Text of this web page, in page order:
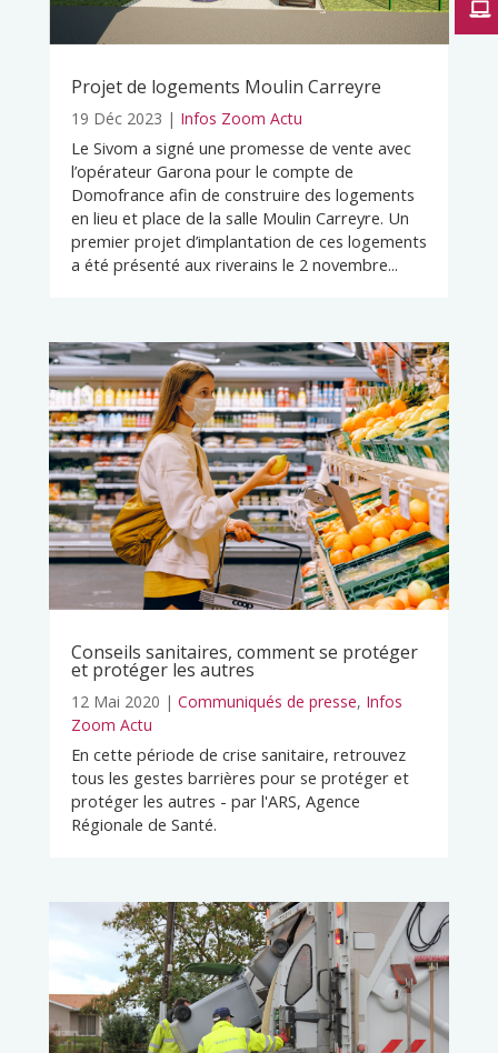
Projet de logements Moulin Carreyre
19 Déc 2023 | Infos Zoom Actu
Le Sivom a signé une promesse de vente avec
l’opérateur Garona pour le compte de
Domofrance afin de construire des logements
en lieu et place de la salle Moulin Carreyre. Un
premier projet d’implantation de ces logements
a été présenté aux riverains le 2 novembre...
Conseils sanitaires, comment se protéger
et protéger les autres
12 Mai 2020 | Communiqués de presse, Infos
Zoom Actu
En cette période de crise sanitaire, retrouvez
tous les gestes barrières pour se protéger et
protéger les autres - par l'ARS, Agence
Régionale de Santé.